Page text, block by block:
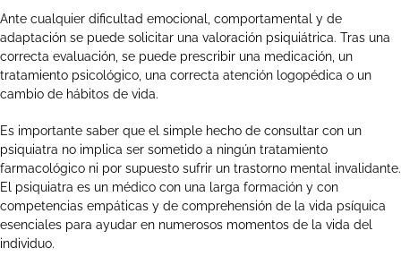
Ante cualquier dificultad emocional, comportamental y de
adaptación se puede solicitar una valoración psiquiátrica. Tras una
correcta evaluación, se puede prescribir una medicación, un
tratamiento psicológico, una correcta atención logopédica o un
cambio de hábitos de vida.
Es importante saber que el simple hecho de consultar con un
psiquiatra no implica ser sometido a ningún tratamiento
farmacológico ni por supuesto sufrir un trastorno mental invalidante.
El psiquiatra es un médico con una larga formación y con
competencias empáticas y de comprehensión de la vida psíquica
esenciales para ayudar en numerosos momentos de la vida del
individuo.